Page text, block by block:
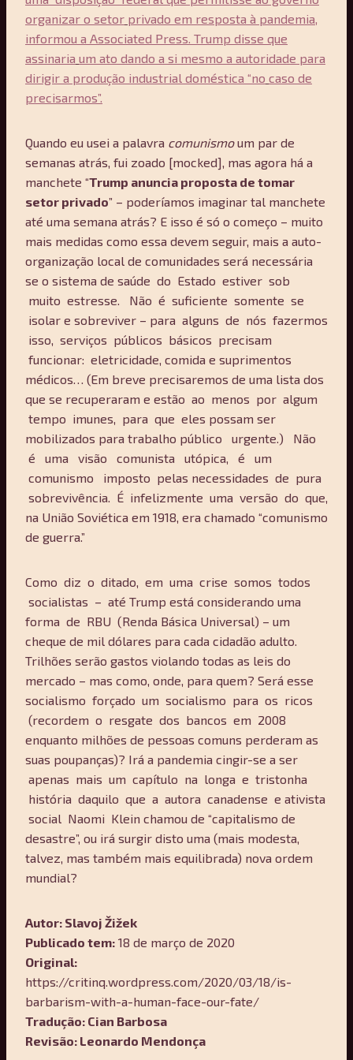
organizar o setor privado em resposta à pandemia,
informou a Associated Press. Trump disse que
assinaria um ato dando a si mesmo a autoridade para
dirigir a produção industrial doméstica “no caso de
precisarmos”.
Quando eu usei a palavra comunismoum par de
semanas atrás, fui zoado [mocked], mas agora há a
manchete “Trump anuncia proposta de tomar
setor privado” – poderíamos imaginar tal manchete
até uma semana atrás? E isso é só o começo – muito
mais medidas como essa devem seguir, mais a auto-
organização local de comunidades será necessária
se o sistema de saúde do Estado estiver sob
muito estresse. Não é suficiente somente se
isolar e sobreviver – para alguns de nós fazermos
isso, serviços públicos básicos precisam
funcionar: eletricidade, comida e suprimentos
médicos… (Em breve precisaremos de uma lista dos
que se recuperaram e estão ao menos por algum
tempo imunes, para que eles possam ser
mobilizados para trabalho público urgente.) Não
é uma visão comunista utópica, é um
comunismo imposto pelas necessidades de pura
sobrevivência. É infelizmente uma versão do que,
na União Soviética em 1918, era chamado “comunismo
de guerra.”
Como diz o ditado, em uma crise somos todos
socialistas – até Trump está considerando uma
forma de RBU (Renda Básica Universal) – um
cheque de mil dólares para cada cidadão adulto.
Trilhões serão gastos violando todas as leis do
mercado – mas como, onde, para quem? Será esse
socialismo forçado um socialismo para os ricos
(recordem o resgate dos bancos em 2008
enquanto milhões de pessoas comuns perderam as
suas poupanças)? Irá a pandemia cingir-se a ser
apenas mais um capítulo na longa e tristonha
história daquilo que a autora canadense e ativista
social Naomi Klein chamou de “capitalismo de
desastre”, ou irá surgir disto uma (mais modesta,
talvez, mas também mais equilibrada) nova ordem
mundial?
Autor: Slavoj Žižek
Publicado tem: 18 de março de 2020
Original:
https://critinq.wordpress.com/2020/03/18/is-
barbarism-with-a-human-face-our-fate/
Tradução: Cian Barbosa
Revisão: Leonardo Mendonça